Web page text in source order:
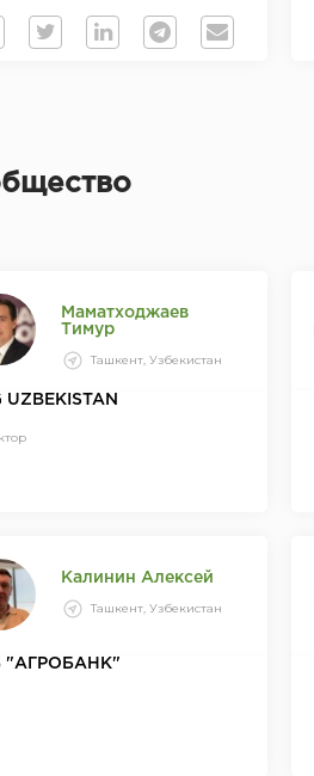
Маматходжаев
Тимур
Ташкент, Узбекистан
UZBEKISTAN
Калинин Алексей
Ташкент, Узбекистан
"АГРОБАНК"